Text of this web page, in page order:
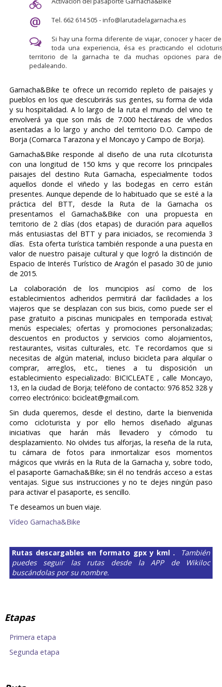
Tel. 662 614 505 - info@larutadelagarnacha.es
Si hay una forma diferente de viajar, conocer y hacer
toda una experiencia, ésa es practicando el
territorio de la garnacha te da muchas opciones para
pedaleando.
Garnacha&Bike te ofrece un recorrido repleto de paisajes y
pueblos en los que descubrirás sus gentes, su forma de vida
y su hospitalidad. A lo largo de la ruta el mundo del vino te
envolverá ya que son más de 7.000 hectáreas de viñedos
asentadas a lo largo y ancho del territorio D.O. Campo de
Borja (Comarca Tarazona y el Moncayo y Campo de Borja).
Garnacha&Bike responde al diseño de una ruta cilcoturista
con una longitud de 150 kms y que recorre los principales
paisajes del destino Ruta Garnacha, especialmente todos
aquellos donde el viñedo y las bodegas en cerro están
presentes. Aunque depende de lo habituado que se esté a la
práctica del BTT, desde la Ruta de la Garnacha os
presentamos el Garnacha&Bike con una propuesta en
territorio de 2 días (dos etapas) de duración para aquellos
más entusiastas del BTT y para iniciados, se recomienda 3
días. Esta oferta turística también responde a una puesta en
valor de nuestro paisaje cultural y que logró la distinción de
Espacio de Interés Turístico de Aragón el pasado 30 de junio
de 2015.
La colaboración de los muncipios así como de los
establecimientos adheridos permitirá dar facilidades a los
viajeros que se desplazan con sus bicis, como puede ser el
pase gratuito a piscinas municipales en temporada estival;
menús especiales; ofertas y promociones personalizadas;
descuentos en productos y servicios como alojamientos,
restaurantes, visitas culturales, etc. Te recordamos que si
necesitas de algún material, incluso bicicleta para alquilar o
comprar, arreglos, etc., tienes a tu disposición un
establecimiento especializado: BICICLEATE , calle Moncayo,
13, en la ciudad de Borja; teléfono de contacto: 976 852 328 y
correo electrónico: bcicleat@gmail.com.
Sin duda queremos, desde el destino, darte la bienvenida
como cicloturista y por ello hemos diseñado algunas
iniciativas que harán más llevadero y cómodo tu
desplazamiento. No olvides tus alforjas, la reseña de la ruta,
tu cámara de fotos para inmortalizar esos momentos
mágicos que vivirás en la Ruta de la Garnacha y, sobre todo,
el pasaporte Garnacha&Bike; sin él no tendrás acceso a estas
ventajas. Sigue sus instrucciones y no te dejes ningún paso
para activar el pasaporte, es sencillo.
Te deseamos un buen viaje.
Vídeo Garnacha&Bike
Rutas descargables en formato gpx y kml .
También
puedes seguir las rutas desde la APP de Wikiloc
buscándolas por su nombre.
Etapas
Primera etapa
Segunda etapa